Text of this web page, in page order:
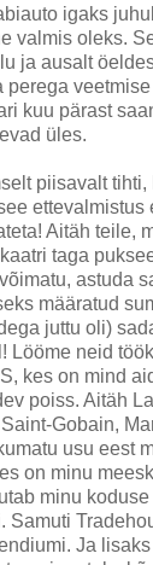
igaks
valmis oleks.
ja ausalt
perega
kuu pärast
üles.
piisavalt
Aitäh teile,
taga
astuda
määratud
juttu oli)
Lööme neid
kes on mind
poiss. Aitäh
Gobain,
usu eest
on minu
minu
Samuti
Ja